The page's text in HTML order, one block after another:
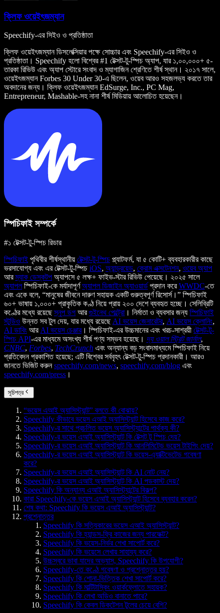
ক্লিফ ওয়েইৎজম্যান
Speechify-এর সিইও ও প্রতিষ্ঠাতা
ক্লিফ ওয়েইৎজম্যান ডিসলেক্সিয়ার পক্ষে সোচ্চার এবং Speechify-এর সিইও ও
প্রতিষ্ঠাতা। Speechify হলো বিশ্বের #1 টেক্সট-টু-স্পিচ অ্যাপ, যার ১,০০,০০০+ ৫-
তারকা রিভিউ এবং অ্যাপ স্টোরে সংবাদ ও ম্যাগাজিন শ্রেণিতে শীর্ষ স্থান। ২০১৭ সালে,
ওয়েইৎজম্যান Forbes 30 Under 30-এ ছিলেন, ওয়েব আরও সহজলভ্য করতে তার
অবদানের জন্য। ক্লিফ ওয়েইৎজম্যান EdSurge, Inc., PC Mag,
Entrepreneur, Mashable-সহ নানা শীর্ষ মিডিয়ায় আলোচিত হয়েছেন।
স্পিচিফাই সম্পর্কে
#১ টেক্সট-টু-স্পিচ রিডার
স্পিচিফাই পৃথিবীর শীর্ষস্থানীয় টেক্সট-টু-স্পিচ প্ল্যাটফর্ম, যা ৫ কোটি+ ব্যবহারকারীর কাছে
ভরসাযোগ্য এবং এর টেক্সট-টু-স্পিচ iOS, অ্যান্ড্রয়েড, ক্রোম এক্সটেনশন, ওয়েব অ্যাপ
আরম্যাক ডেস্কটপ অ্যাপসে ৫ লক্ষ+ ফাইভ-স্টার রিভিউ পেয়েছে। ২০২৫ সালে
অ্যাপলস্পিচিফাই-কে মর্যাদাপূর্ণঅ্যাপল ডিজাইন অ্যাওয়ার্ড প্রদান করেWWDC-তে
এবং একে বলে, “মানুষের জীবনে দারুণ সহায়ক একটি গুরুত্বপূর্ণ রিসোর্স।” স্পিচিফাই
৬০+ ভাষায় ১,০০০+ প্রাকৃতিক কণ্ঠ নিয়ে প্রায় ২০০ দেশে ব্যবহৃত হচ্ছে। সেলিব্রিটি
কণ্ঠের মধ্যে রয়েছেস্নুপ ডগ আরগুইনেথ পেল্ট্রো । নির্মাতা ও ব্যবসার জন্য স্পিচিফাই
স্টুডিও উন্নত সব টুল দেয়, যার মধ্যে রয়েছে AI ভয়েস জেনারেটর, AI ভয়েস ক্লোনিং,
AI ডাবিং আর AI ভয়েস চেঞ্জার। স্পিচিফাই-এর উচ্চমানের এবং খরচ-সাশ্রয়ী টেক্সট-টু-
স্পিচ API-এর মাধ্যমে অসংখ্য শীর্ষ পণ্য সম্ভব হয়েছে। দ্য ওয়াল স্ট্রিট জার্নাল,
CNBC, Forbes, TechCrunch এবং অন্যান্য বড় সংবাদমাধ্যমে স্পিচিফাই নিয়ে
প্রতিবেদন প্রকাশিত হয়েছে; এটি বিশ্বের সর্ববৃহৎ টেক্সট-টু-স্পিচ প্রদানকারী। আরও
জানতে ভিজিট করুনspeechify.com/news, speechify.com/blog এবং
speechify.com/press ।
সূচিপত্র
“ভয়েস এআই অ্যাসিস্ট্যান্ট” বলতে কী বোঝায়?
Speechify কীভাবে ভয়েস এআই অ্যাসিস্ট্যান্ট হিসেবে কাজ করে?
Speechify-র সাথে প্রচলিত ভয়েস অ্যাসিস্ট্যান্টের পার্থক্য কী?
Speechify-র ভয়েস এআই অ্যাসিস্ট্যান্ট কি টেক্সট টু স্পিচ দেয়?
Speechify-র ভয়েস এআই অ্যাসিস্ট্যান্ট কি আনলিমিটেড ভয়েস টাইপিং দেয়?
Speechify-র ভয়েস এআই অ্যাসিস্ট্যান্ট কি ভয়েস-এ্যাক্টিভেটেড গবেষণা
করে?
Speechify-র ভয়েস এআই অ্যাসিস্ট্যান্ট কি AI নোট নেয়?
Speechify-র ভয়েস এআই অ্যাসিস্ট্যান্ট কি AI পডকাস্ট দেয়?
Speechify কি অন্যান্য এআই অ্যাসিস্ট্যান্টের বিকল্প?
কারা Speechify-কে ভয়েস এআই অ্যাসিস্ট্যান্ট হিসেবে ব্যবহার করেন?
শেষ কথা: Speechify কি ভয়েস এআই অ্যাসিস্ট্যান্ট?
প্রশ্নোত্তর
Speechify কি সত্যিকারের ভয়েস এআই অ্যাসিস্ট্যান্ট?
Speechify কি হ্যান্ডস-ফ্রি কাজের জন্য পারফেক্ট?
Speechify কি ভয়েস-নির্ভর শেখা সাপোর্ট করে?
Speechify কি ভয়েসে লেখায় সাহায্য করে?
উচ্চস্বরে ভাবা যাদের অভ্যাস, Speechify কি উপযোগী?
Speechify-তে কণ্ঠে গবেষণা ও প্রশ্নোত্তর হয়?
Speechify কি শোনা-ভিত্তিক শেখা সাপোর্ট করে?
Speechify কি মাল্টিটাস্কিং ওয়ার্কফ্লোতে সহায়ক?
Speechify কি লেখা অডিও বানাতে পারে?
Speechify কি কেবল ডিকটেশন টুলের চেয়ে বেশি?